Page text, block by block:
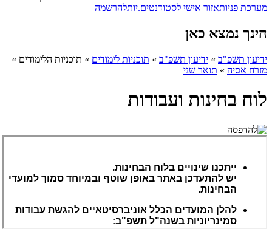
מערכת פניותאזור אישי לסטודנטים.יותלהרשמה
הינך נמצא כאן
ידיעון תשפ"ב » ידיעון תשפ"ב » תוכניות לימודים » תוכניות הלימודים »
מזרח אסיה » תואר שני
לוח בחינות ועבודות